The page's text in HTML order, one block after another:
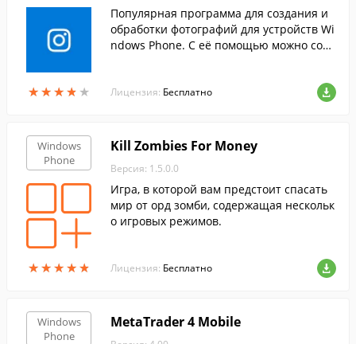
★★★★ ★
★★★★ ★
Популярная программа для создания и
обработки фотографий для устройств Wi
ndows Phone. С её помощью можно созд
и эффекты.
Лицензия: Бесплатно
Windows
Phone
★★★★★
★★★★★
Kill Zombies For Money
Версия: 1.5.0.0
Игра, в которой вам предстоит спасать
мир от орд зомби, содержащая нескольк
о игровых режимов.
Лицензия: Бесплатно
Windows
Phone
MetaTrader 4 Mobile